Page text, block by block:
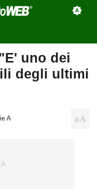
uno dei
degli ultimi
A